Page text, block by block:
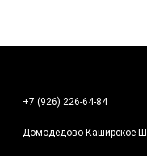
+7 (926) 226-64-84
Домодедово Каширское